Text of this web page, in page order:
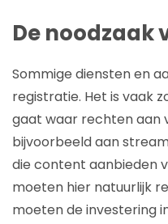
De noodzaak
Sommige diensten en
registratie. Het is vaak
gaat waar rechten aan
bijvoorbeeld aan
die content aanbieden
moeten hier natuurlijk
moeten de investering